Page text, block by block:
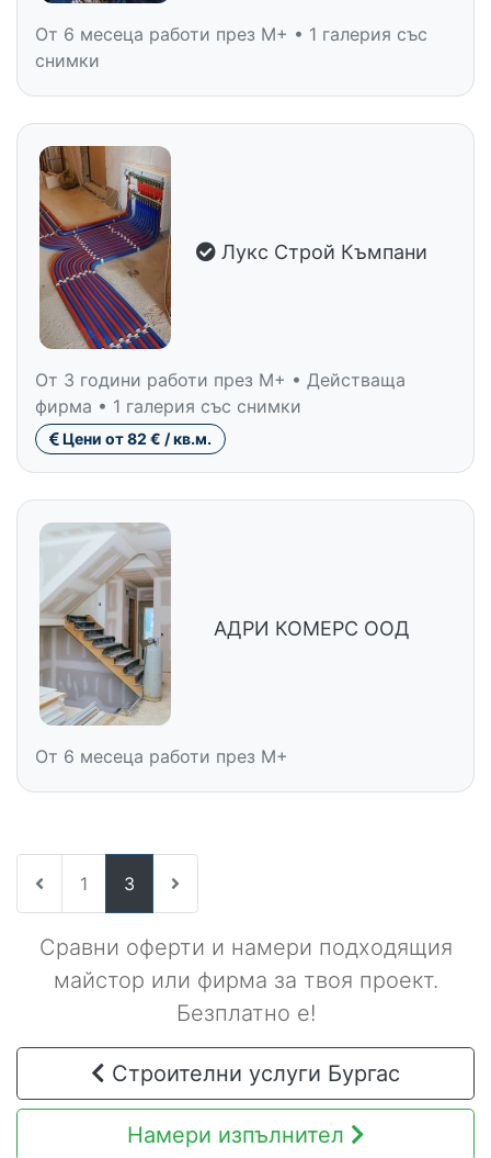
От 6 месеца работи през M+ • 1 галерия със
снимки
Лукс Строй Къмпани
От 3 години работи през M+ • Действаща
фирма • 1 галерия със снимки
Цени от 82 € / кв.м.
АДРИ КОМЕРС ООД
От 6 месеца работи през M+
1 3
Сравни оферти и намери подходящия
майстор или фирма за твоя проект.
Безплатно е!
Строителни услуги Бургас
Намери изпълнител